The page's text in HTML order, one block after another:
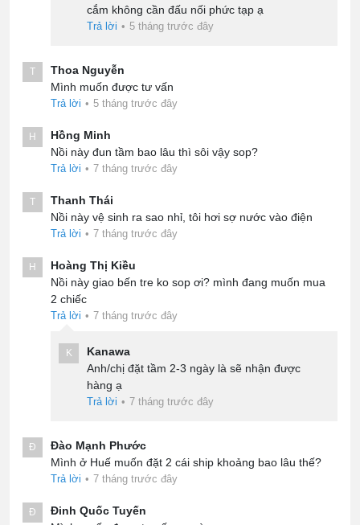
cắm không cần đấu nối phức tạp ạ
Trả lời • 5 tháng trước đây
T
Thoa Nguyễn
Mình muốn được tư vấn
Trả lời • 5 tháng trước đây
H
Hồng Minh
Nồi này đun tầm bao lâu thì sôi vậy sop?
Trả lời • 7 tháng trước đây
T
Thanh Thái
Nồi này vệ sinh ra sao nhỉ, tôi hơi sợ nước vào điện
Trả lời • 7 tháng trước đây
H
Hoàng Thị Kiều
Nồi này giao bến tre ko sop ơi? mình đang muốn mua
2 chiếc
Trả lời • 7 tháng trước đây
K
Kanawa
Anh/chị đặt tầm 2-3 ngày là sẽ nhận được
hàng ạ
Trả lời • 7 tháng trước đây
Đ
Đào Mạnh Phước
Mình ở Huế muốn đặt 2 cái ship khoảng bao lâu thế?
Trả lời • 7 tháng trước đây
Đ
Đinh Quốc Tuyến